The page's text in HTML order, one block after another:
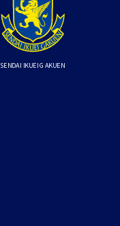
SENDAI IKUEI GAKUEN